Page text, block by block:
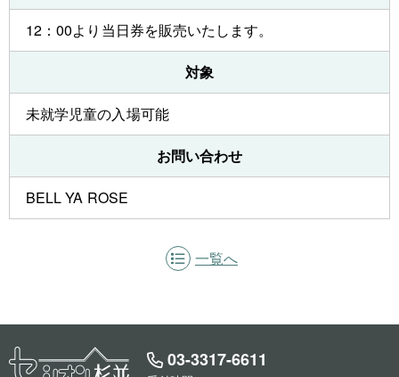
12：00より当日券を販売いたします。
対象
未就学児童の入場可能
お問い合わせ
BELL YA ROSE
一覧へ
03-3317-6611